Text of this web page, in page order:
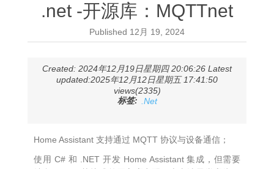
.net -开源库：MQTTnet
Published 12月 19, 2024
Created: 2024年12月19日星期四 20:06:26 Latest
updated:2025年12月12日星期五 17:41:50
views(2335)
标签:
.Net
Home Assistant 支持通过 MQTT 协议与设备通信；
使用 C# 和 .NET 开发 Home Assistant 集成，但需要